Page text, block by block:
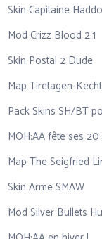
Skin Capitaine
Mod Crizz Blood 2.1
Skin Postal 2 Dude
Map Tiretagen-
Pack Skins SH/BT
MOH:AA fête ses
Map The Seigfried
Skin Arme SMAW
Mod Silver Bullets